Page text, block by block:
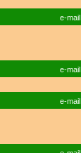
e-mail
e-mail
e-mail